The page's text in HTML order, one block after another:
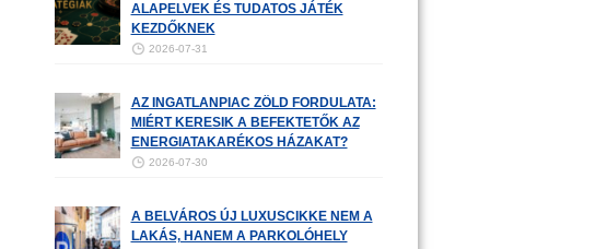
ALAPELVEK ÉS TUDATOS JÁTÉK
KEZDŐKNEK
2026-07-31
AZ INGATLANPIAC ZÖLD FORDULATA:
MIÉRT KERESIK A BEFEKTETŐK AZ
ENERGIATAKARÉKOS HÁZAKAT?
2026-07-30
A BELVÁROS ÚJ LUXUSCIKKE NEM A
LAKÁS, HANEM A PARKOLÓHELY